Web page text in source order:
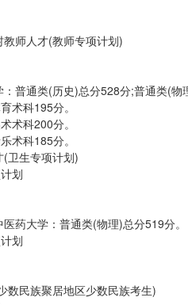
师人才(教师专项计划)
普通类(历史)总分528分;普通类(物
术科195分。
术科200分。
术科185分。
卫生专项计划)
划
药大学：普通类(物理)总分519分。
划
数民族聚居地区少数民族考生)